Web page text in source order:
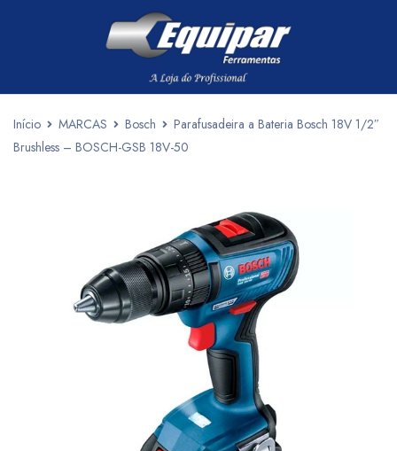
Início MARCAS Bosch
Parafusadeira a Bateria Bosch 18V 1/2″
Brushless – BOSCH-GSB 18V-50